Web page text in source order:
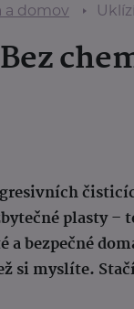
a domov
plasty –
bezpečné
si myslíte.